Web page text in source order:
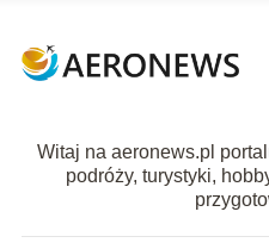
Witaj na aeronews.pl
podróży, turystyki,